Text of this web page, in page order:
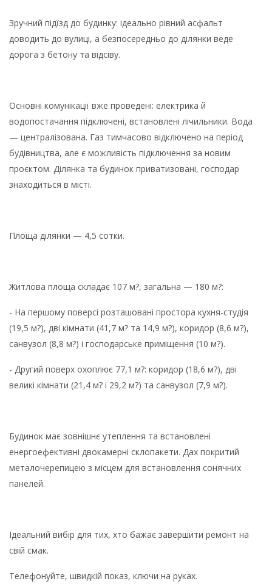
Зручний підїзд до будинку: ідеально рівний асфальт
доводить до вулиці, а безпосередньо до ділянки веде
дорога з бетону та відсіву.
Основні комунікації вже проведені: електрика й
водопостачання підключені, встановлені лічильники. Вода
— централізована. Газ тимчасово відключено на період
будівництва, але є можливість підключення за новим
проєктом. Ділянка та будинок приватизовані, господар
знаходиться в місті.
Площа ділянки — 4,5 сотки.
Житлова площа складає 107 м?, загальна — 180 м?:
- На першому поверсі розташовані простора кухня-студія
(19,5 м?), дві кімнати (41,7 м? та 14,9 м?), коридор (8,6 м?),
санвузол (8,8 м?) і господарське приміщення (10 м?).
- Другий поверх охоплює 77,1 м?: коридор (18,6 м?), дві
великі кімнати (21,4 м? і 29,2 м?) та санвузол (7,9 м?).
Будинок має зовнішнє утеплення та встановлені
енергоефективні двокамерні склопакети. Дах покритий
металочерепицею з місцем для встановлення сонячних
панелей.
Ідеальний вибір для тих, хто бажає завершити ремонт на
свій смак.
Телефонуйте, швидкій показ, ключи на руках.